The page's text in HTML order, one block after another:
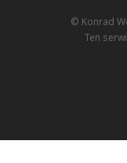
© Konrad
Ten